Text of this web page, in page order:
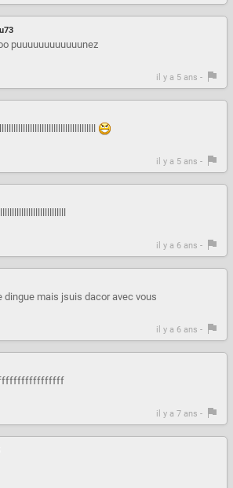
puuuuuuuuuuuunez
il y a 5 ans -
il y a 5 ans -
il y a 6 ans -
dingue mais jsuis dacor avec vous
il y a 6 ans -
il y a 7 ans -